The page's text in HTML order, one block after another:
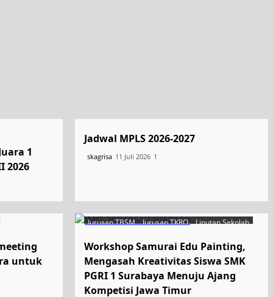
1
2026
Jadwal MPLS 2026-2027
skagrisa 11 Juli 2026 1
untuk
Jurusan TBSM Jurusan TKRO Liputan Sekolah
Workshop Samurai Edu Painting,
Mengasah Kreativitas Siswa SMK
PGRI 1 Surabaya Menuju Ajang
Kompetisi Jawa Timur